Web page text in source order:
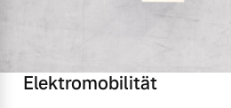
Elektromobilität